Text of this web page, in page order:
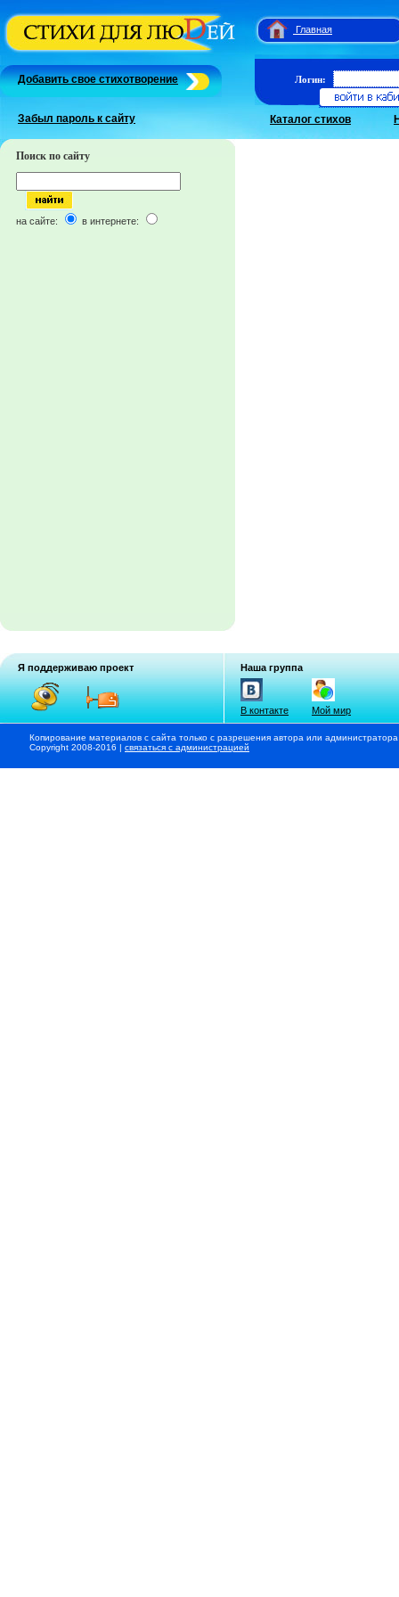
Главная
Добавить свое стихотворение
Забыл пароль к сайту
Логин:
Каталог стихов
Поиск по сайту
на сайте: в интернете:
Я поддерживаю проект Наша группа
В контакте Мой мир
Копирование материалов с сайта только с разрешения автора или
Copyright 2008-2016 | связаться с администрацией